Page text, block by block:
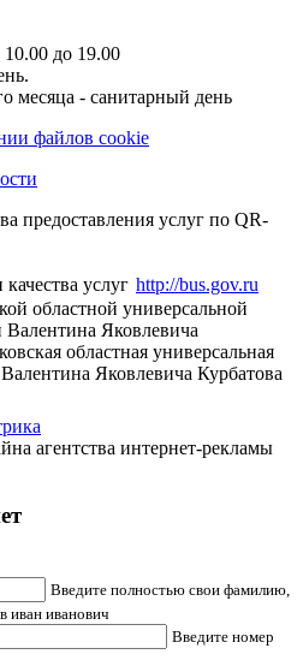
до 19.00
месяца - санитарный день
файлов cookie
предоставления услуг по QR-
http://bus.gov.ru
областной универсальной
Яковлевича
областная универсальная
Яковлевича Курбатова
агентства интернет-рекламы
Введите полностью свои фамилию,
иван иванович
Введите номер